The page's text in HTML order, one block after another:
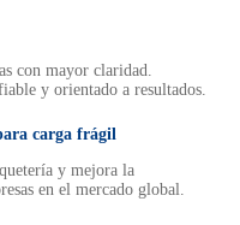
con mayor claridad.
y orientado a resultados.
carga frágil
y mejora la
en el mercado global.